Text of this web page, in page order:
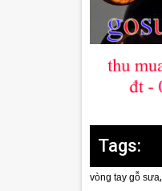
Tags:
vòng tay gỗ sưa,